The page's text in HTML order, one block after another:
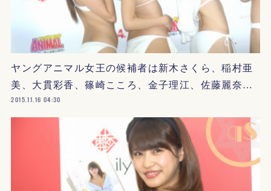
ヤングアニマル女王の候補者は新木さくら、稲村亜
美、大貫彩香、篠崎こころ、金子理江、佐藤麗奈…
2015.11.16 04:30